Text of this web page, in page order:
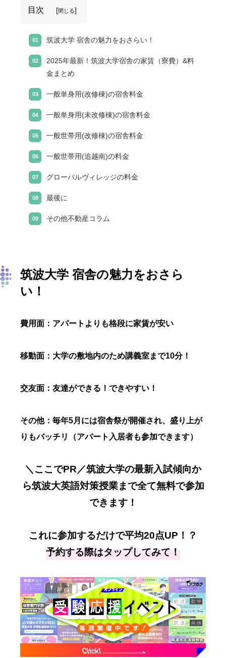
目次 [閉じる]
筑波大学 宿舎の魅力をおさらい！
2025年最新！筑波大学宿舎の家賃（寮費）&料
金まとめ
一般単身用(改修棟)の宿舎料金
一般単身用(未改修棟)の宿舎料金
一般世帯用(改修棟)の宿舎料金
一般世帯用(追越南)の料金
グローバルヴィレッジの料金
最後に
その他不動産コラム
筑波大学 宿舎の魅力をおさら
い！
費用面：アパートよりも格段に家賃が安い
移動面：大学の敷地内のため講義室まで10分！
交友面：友達ができる！できやすい！
その他：毎年5月には宿舎祭が開催され、盛り上が
りもバッチリ（アパート入居者も参加できます）
＼ここでPR／筑波大学の最新入試傾向か
ら筑波大英語対策授業まで全て無料で参加
できます！
これに参加するだけで平均20点UP！？
予約する際はタップしてみて！